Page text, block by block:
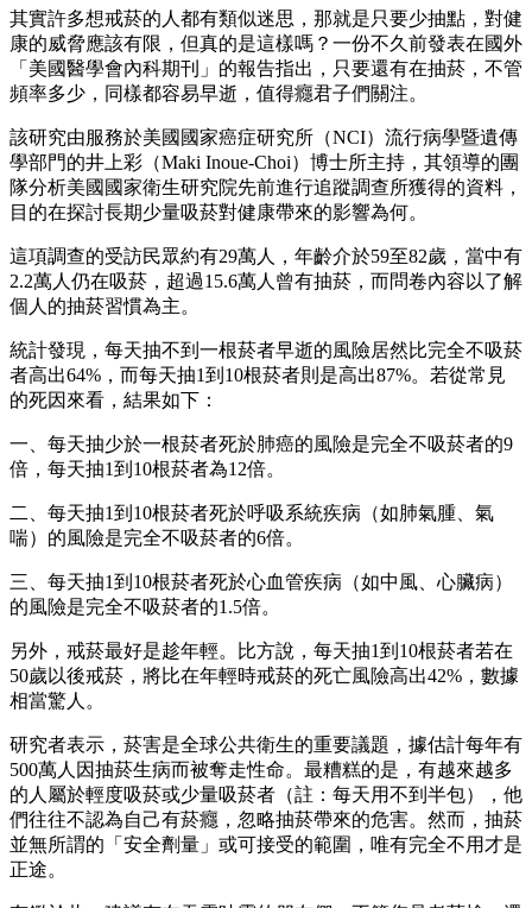
其實許多想戒菸的人都有類似迷思，那就是只要少抽點，對健
康的威脅應該有限，但真的是這樣嗎？一份不久前發表在國外
「美國醫學會內科期刊」的報告指出，只要還有在抽菸，不管
頻率多少，同樣都容易早逝，值得癮君子們關注。
該研究由服務於美國國家癌症研究所（NCI）流行病學暨遺傳
學部門的井上彩（Maki Inoue-Choi）博士所主持，其領導的團
隊分析美國國家衛生研究院先前進行追蹤調查所獲得的資料，
目的在探討長期少量吸菸對健康帶來的影響為何。
這項調查的受訪民眾約有29萬人，年齡介於59至82歲，當中有
2.2萬人仍在吸菸，超過15.6萬人曾有抽菸，而問卷內容以了解
個人的抽菸習慣為主。
統計發現，每天抽不到一根菸者早逝的風險居然比完全不吸菸
者高出64%，而每天抽1到10根菸者則是高出87%。若從常見
的死因來看，結果如下：
一、每天抽少於一根菸者死於肺癌的風險是完全不吸菸者的9
倍，每天抽1到10根菸者為12倍。
二、每天抽1到10根菸者死於呼吸系統疾病（如肺氣腫、氣
喘）的風險是完全不吸菸者的6倍。
三、每天抽1到10根菸者死於心血管疾病（如中風、心臟病）
的風險是完全不吸菸者的1.5倍。
另外，戒菸最好是趁年輕。比方說，每天抽1到10根菸者若在
50歲以後戒菸，將比在年輕時戒菸的死亡風險高出42%，數據
相當驚人。
研究者表示，菸害是全球公共衛生的重要議題，據估計每年有
500萬人因抽菸生病而被奪走性命。最糟糕的是，有越來越多
的人屬於輕度吸菸或少量吸菸者（註：每天用不到半包），他
們往往不認為自己有菸癮，忽略抽菸帶來的危害。然而，抽菸
並無所謂的「安全劑量」或可接受的範圍，唯有完全不用才是
正途。